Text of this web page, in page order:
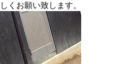
くお願い致します。